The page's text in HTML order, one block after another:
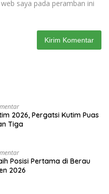
saya pada peramban ini
2026, Pergatsi Kutim Puas
Tiga
Posisi Pertama di Berau
2026